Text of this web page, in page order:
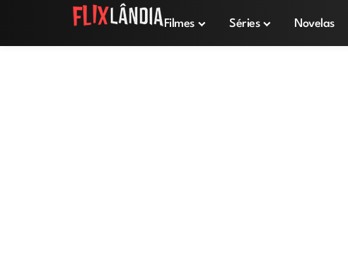
Filmes Séries Novelas